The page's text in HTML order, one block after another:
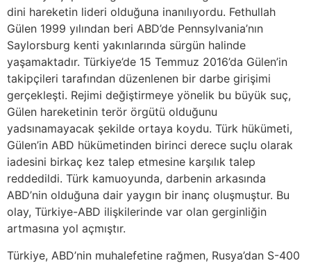
dini hareketin lideri olduğuna inanılıyordu. Fethullah
Gülen 1999 yılından beri ABD’de Pennsylvania’nın
Saylorsburg kenti yakınlarında sürgün halinde
yaşamaktadır. Türkiye’de 15 Temmuz 2016’da Gülen’in
takipçileri tarafından düzenlenen bir darbe girişimi
gerçekleşti. Rejimi değiştirmeye yönelik bu büyük suç,
Gülen hareketinin terör örgütü olduğunu
yadsınamayacak şekilde ortaya koydu. Türk hükümeti,
Gülen’in ABD hükümetinden birinci derece suçlu olarak
iadesini birkaç kez talep etmesine karşılık talep
reddedildi. Türk kamuoyunda, darbenin arkasında
ABD’nin olduğuna dair yaygın bir inanç oluşmuştur. Bu
olay, Türkiye-ABD ilişkilerinde var olan gerginliğin
artmasına yol açmıştır.
Türkiye, ABD’nin muhalefetine rağmen, Rusya’dan S-400